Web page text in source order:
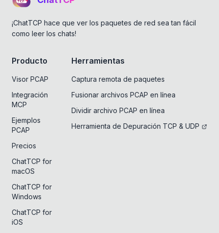
¡ChatTCP hace que ver los paquetes de red sea tan fácil
como leer los chats!
Producto
Visor PCAP
Integración
MCP
Ejemplos
PCAP
Precios
ChatTCP for
macOS
ChatTCP for
Windows
ChatTCP for
iOS
Herramientas
Captura remota de paquetes
Fusionar archivos PCAP en línea
Dividir archivo PCAP en línea
Herramienta de Depuración TCP & UDP